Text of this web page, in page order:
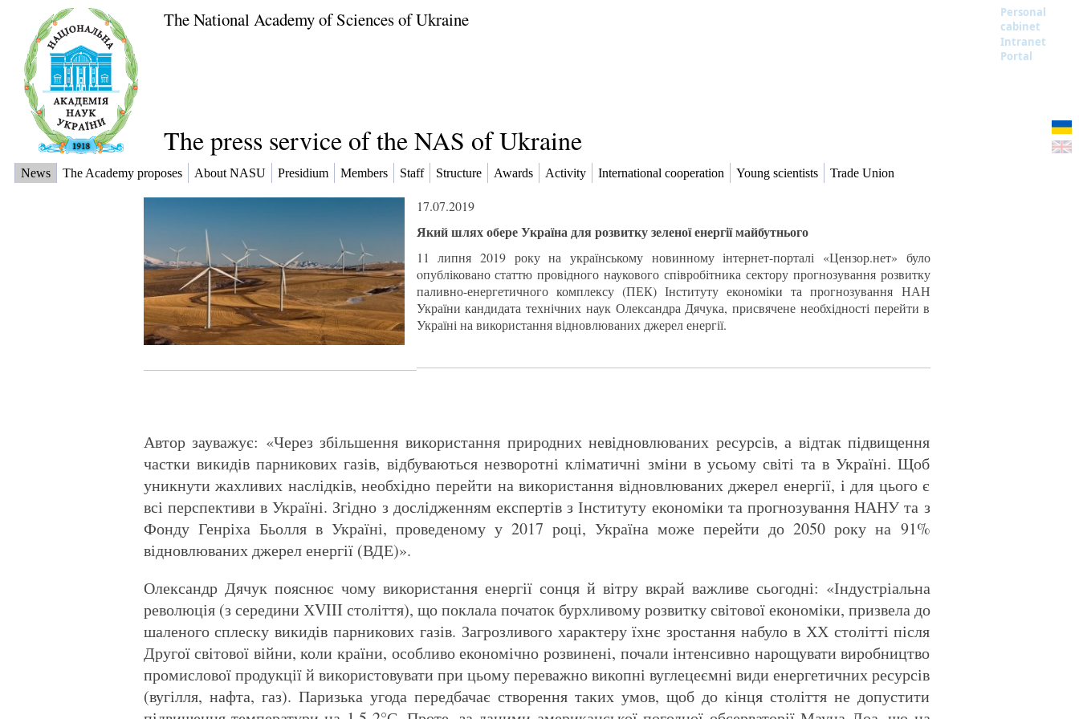
The National Academy of Sciences of Ukraine
Personal
cabinet
Intranet
Portal
The press service of the NAS of Ukraine
News The Academy proposes About NASU Presidium Members Staff Structure Awards Activity International cooperation Young scientists Trade Union
17.07.2019
Який шлях обере Україна для розвитку зеленої енергії майбутнього
11 липня 2019 року на українському новинному інтернет-порталі «Цензор.нет» було
oпубліковано статтю провідного наукового співробітника сектору прогнозування розвитку
паливно-енергетичного комплексу (ПЕК) Інституту економіки та прогнозування НАН
України кандидата технічних наук Олександра Дячука, присвячене необхідності перейти в
Україні на використання відновлюваних джерел енергії.
Автор зауважує: «Через збільшення використання природних невідновлюваних ресурсів, а відтак підвищення
частки викидів парникових газів, відбуваються незворотні кліматичні зміни в усьому світі та в Україні. Щоб
уникнути жахливих наслідків, необхідно перейти на використання відновлюваних джерел енергії, і для цього є
всі перспективи в Україні. Згідно з дослідженням експертів з Інституту економіки та прогнозування НАНУ та з
Фонду Генріха Бьолля в Україні, проведеному у 2017 році, Україна може перейти до 2050 року на 91%
відновлюваних джерел енергії (ВДЕ)».
Олександр Дячук пояснює чому використання енергії сонця й вітру вкрай важливе сьогодні: «Індустріальна
революція (з середини ХVIII століття), що поклала початок бурхливому розвитку світової економіки, призвела до
шаленого сплеску викидів парникових газів. Загрозливого характеру їхнє зростання набуло в ХХ столітті після
Другої світової війни, коли країни, особливо економічно розвинені, почали інтенсивно нарощувати виробництво
промислової продукції й використовувати при цьому переважно викопні вуглецеємні види енергетичних ресурсів
(вугілля, нафта, газ). Паризька угода передбачає створення таких умов, щоб до кінця століття не допустити